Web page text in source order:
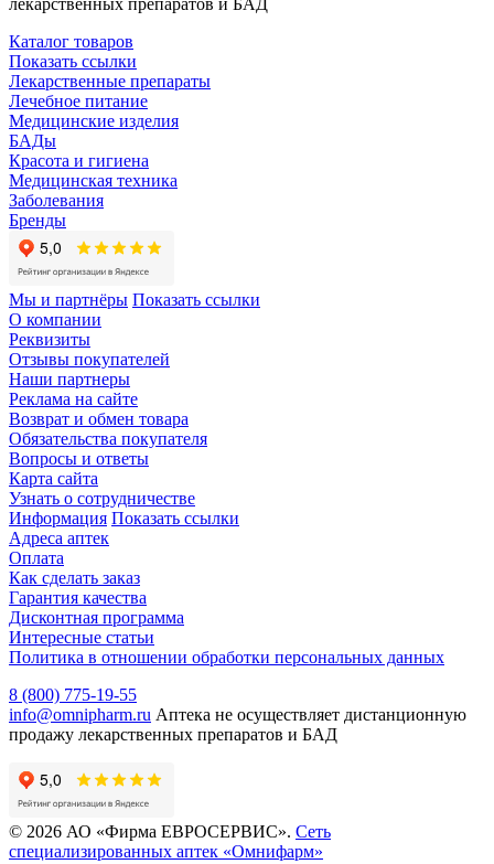
Каталог товаров
Показать ссылки
Лекарственные препараты
Лечебное питание
Медицинские изделия
БАДы
Красота и гигиена
Медицинская техника
Заболевания
Бренды
Мы и партнёры Показать ссылки
О компании
Реквизиты
Отзывы покупателей
Наши партнеры
Реклама на сайте
Возврат и обмен товара
Обязательства покупателя
Вопросы и ответы
Карта сайта
Узнать о сотрудничестве
Информация Показать ссылки
Адреса аптек
Оплата
Как сделать заказ
Гарантия качества
Дисконтная программа
Интересные статьи
Политика в отношении обработки персональных данных
8 (800) 775-19-55
info@omnipharm.ru Аптека не осуществляет дистанционную
продажу лекарственных препаратов и БАД
© 2026 АО «Фирма ЕВРОСЕРВИС». Сеть
специализированных аптек «Омнифарм»